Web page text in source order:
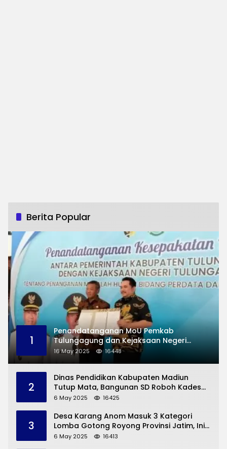
Berita Popular
1
Penandatanganan MoU Pemkab
Tulungagung dan Kejaksaan Negeri
Permasalahan Hukum
16 May 2025 16448
2
Dinas Pendidikan Kabupaten Madiun
Tutup Mata, Bangunan SD Roboh Kades
Dermorejo Bangun Pakai Dana Pribadi
6 May 2025 16425
3
Desa Karang Anom Masuk 3 Kategori
Lomba Gotong Royong Provinsi Jatim, Ini
yang Disampaikan Sekda Trenggalek
6 May 2025 16413